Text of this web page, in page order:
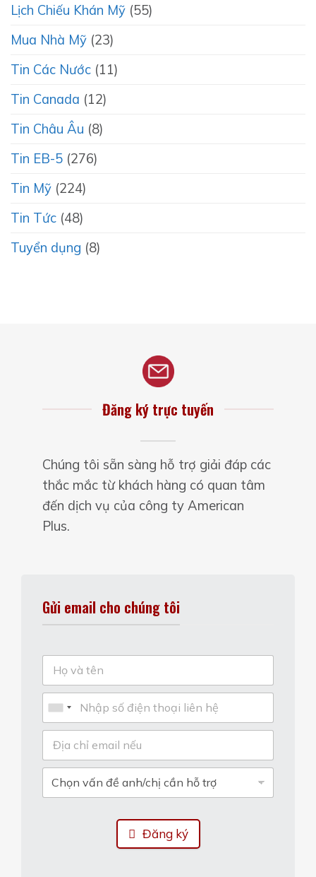
Lịch Chiếu Khán Mỹ (55)
Mua Nhà Mỹ (23)
Tin Các Nước (11)
Tin Canada (12)
Tin Châu Âu (8)
Tin EB-5 (276)
Tin Mỹ (224)
Tin Tức (48)
Tuyển dụng (8)
Đăng ký trực tuyến
Chúng tôi sẵn sàng hỗ trợ giải đáp các
thắc mắc từ khách hàng có quan tâm
đến dịch vụ của công ty American
Plus.
Gửi email cho chúng tôi
Đăng ký